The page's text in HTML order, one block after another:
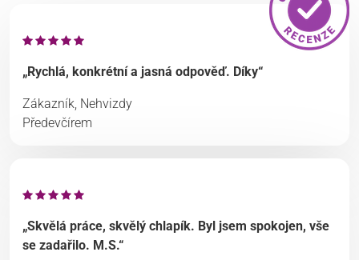
„Rychlá, konkrétní a jasná odpověď. Díky“
Zákazník, Nehvizdy
Předevčírem
„Skvělá práce, skvělý chlapík. Byl jsem spokojen, vše
se zadařilo. M.S.“